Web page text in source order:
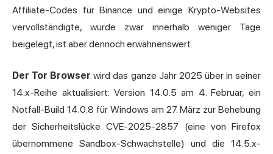
Affiliate-Codes für Binance und einige Krypto-Websites
vervollständigte, wurde zwar innerhalb weniger Tage
beigelegt, ist aber dennoch erwähnenswert.
Der Tor Browser wird das ganze Jahr 2025 über in seiner
14.x-Reihe aktualisiert: Version 14.0.5 am 4. Februar, ein
Notfall-Build 14.0.8 für Windows am 27. März zur Behebung
der Sicherheitslücke CVE-2025-2857 (eine von Firefox
übernommene Sandbox-Schwachstelle) und die 14.5.x-